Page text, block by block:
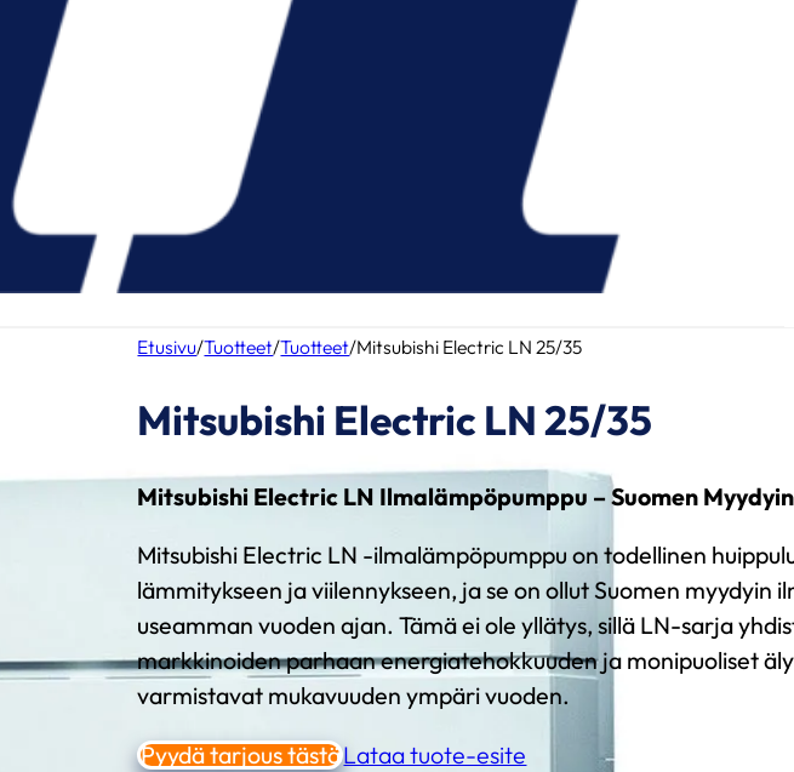
Etusivu/Tuotteet/Tuotteet/Mitsubishi Electric LN 25/35
Mitsubishi Electric LN 25/35
Mitsubishi Electric LN Ilmalämpöpumppu – Suomen
Mitsubishi Electric LN -ilmalämpöpumppu on todellinen
lämmitykseen ja viilennykseen, ja se on ollut Suomen myydyin
useamman vuoden ajan. Tämä ei ole yllätys, sillä LN-sarja
markkinoiden parhaan energiatehokkuuden ja monipuoliset
varmistavat mukavuuden ympäri vuoden.
Pyydä tarjous tästäLataa tuote-esite